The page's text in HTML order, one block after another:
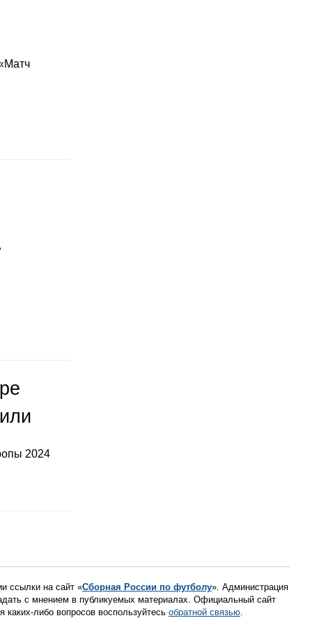
2024
ссылки на сайт «Сборная России по футболу». Администрация
с мнением в публикуемых материалах. Официальный сайт
либо вопросов воспользуйтесь обратной связью.